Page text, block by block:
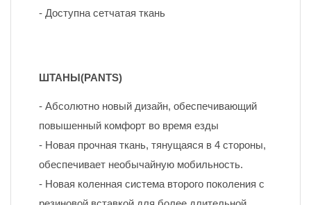
- Доступна сетчатая ткань
ШТАНЫ(PANTS)
- Абсолютно новый дизайн, обеспечивающий
повышенный комфорт во время езды
- Новая прочная ткань, тянущаяся в 4 стороны,
обеспечивает необычайную мобильность.
- Новая коленная система второго поколения с